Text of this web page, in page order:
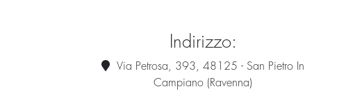
Indirizzo:
Via Petrosa, 393, 48125 - San Pietro In
Campiano (Ravenna)